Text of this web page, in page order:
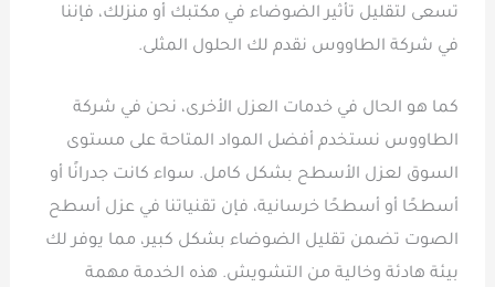
تسعى لتقليل تأثير الضوضاء في مكتبك أو منزلك، فإننا
في شركة الطاووس نقدم لك الحلول المثلى.
كما هو الحال في خدمات العزل الأخرى، نحن في شركة
الطاووس نستخدم أفضل المواد المتاحة على مستوى
السوق لعزل الأسطح بشكل كامل. سواء كانت جدرانًا أو
أسطحًا أو أسطحًا خرسانية، فإن تقنياتنا في عزل أسطح
الصوت تضمن تقليل الضوضاء بشكل كبير، مما يوفر لك
بيئة هادئة وخالية من التشويش. هذه الخدمة مهمة